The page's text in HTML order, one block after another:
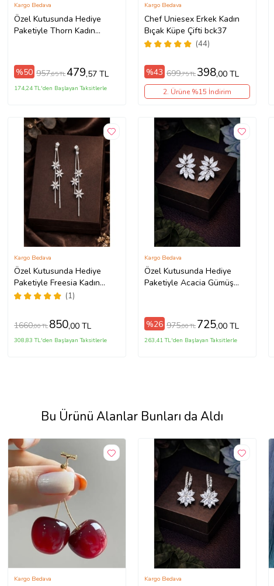
Özel Kutusunda Hediye
Paketiyle Thorn Kadın
Parti Davet Küpe Hediye
Küpe
Kargo Bedava
%50 957,65 TL479,57 TL
174,24 TL'den Başlayan Taksitlerle
Chef Uniesex Erkek Kadın
Bıçak Küpe Çifti bck37
(44)
Kargo Bedava
%43 699,75 TL 398,00 TL
2. Ürüne %15 İndirim
Özel Kutusunda Hediye
Paketiyle Freesia Kadın
Gümüş Renk Zirkon Taşlı
Parti Davet Hediye Küpe
(1)
Kargo Bedava
1660,00 TL 850,00 TL
308,83 TL'den Başlayan Taksitlerle
Özel Kutusunda Hediye
Paketiyle Acacia Gümüş
Davet Hediye Küpe
Kargo Bedava
%26 975,00 TL 725,00 TL
263,41 TL'den Başlayan Taksitlerle
Bu Ürünü Alanlar Bunları da Aldı
Kargo Bedava Kargo Bedava